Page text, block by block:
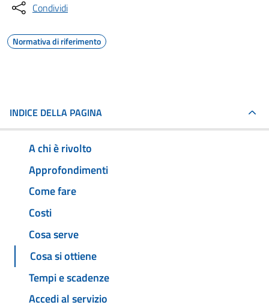
Condividi
Normativa di riferimento
INDICE DELLA PAGINA
A chi è rivolto
Approfondimenti
Come fare
Costi
Cosa serve
Cosa si ottiene
Tempi e scadenze
Accedi al servizio